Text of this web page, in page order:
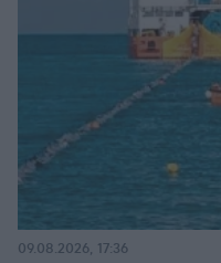
09.08.2026, 17:36